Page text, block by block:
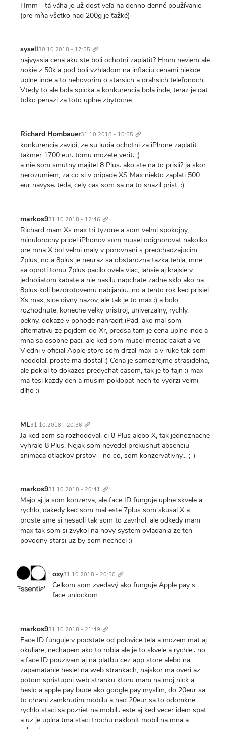
Hmm - tá váha je už dosť veľa na denno denné používanie -
(pre mňa všetko nad 200g je ťažké)
sysell30.10.2018 - 17:55 odkaz
najvyssia cena aku ste boli ochotni zaplatit? Hmm neviem ale
nokie z 50k a pod boli vzhladom na inflaciu cenami niekde
uplne inde a to nehovorim o starsich a drahsich telefonoch.
Vtedy to ale bola spicka a konkurencia bola inde, teraz je dat
tolko penazi za toto uplne zbytocne
Richard Hombauer31.10.2018 - 10:55 odkaz
konkurencia zavidi, ze su ludia ochotni za iPhone zaplatit
takmer 1700 eur. tomu mozete verit. ;)
a nie som smutny majitel 8 Plus. ako ste na to prisli? ja skor
nerozumiem, za co si v pripade XS Max niekto zaplati 500
eur navyse. teda, cely cas som sa na to snazil prist. :)
markos931.10.2018 - 12:46 odkaz
Richard mam Xs max tri tyzdne a som velmi spokojny,
minulorocny pridel iPhonov som musel odignorovat nakolko
pre mna X bol velmi maly v porovnani s predchadzajucim
7plus, no a 8plus je neuraz sa obstarozna tazka tehla, mne
sa oproti tomu 7plus pacilo ovela viac, lahsie aj krajsie v
jednoliatom kabate a nie nasilu napchate zadne sklo ako na
8plus koli bezdrotovemu nabijaniu.. no a tento rok ked prisiel
Xs max, sice divny nazov, ale tak je to max :) a bolo
rozhodnute, konecne velky pristroj, univerzalny, rychly,
pekny, dokaze v pohode nahradit iPad, ako mal som
alternativu ze pojdem do Xr, predsa tam je cena uplne inde a
mna sa osobne paci, ale ked som musel mesiac cakat a vo
Viedni v oficial Apple store som drzal max-a v ruke tak som
neodolal, proste ma dostal :) Cena je samozrejme strasidelna,
ale pokial to dokazes predychat casom, tak je to fajn :) max
ma tesi kazdy den a musim poklopat nech to vydrzi velmi
dlho :)
ML31.10.2018 - 20:36 odkaz
Ja ked som sa rozhodoval, ci 8 Plus alebo X, tak jednoznacne
vyhralo 8 Plus. Nejak som nevedel prekusnut absenciu
snimaca otlackov prstov - no co, som konzervativny... ;-)
markos931.10.2018 - 20:41 odkaz
Majo aj ja som konzerva, ale face ID funguje uplne skvele a
rychlo, dakedy ked som mal este 7plus som skusal X a
proste sme si nesadli tak som to zavrhol, ale odkedy mam
max tak som si zvykol na novy system ovladania ze ten
povodny starsi uz by som nechcel :)
oxy31.10.2018 - 20:50 odkaz
Celkom som zvedavý ako funguje Apple pay s
face unlockom
markos931.10.2018 - 21:49 odkaz
Face ID funguje v podstate od polovice tela a mozem mat aj
okuliare, nechapem ako to robia ale je to skvele a rychle.. no
a face ID pouzivam aj na platbu cez app store alebo na
zapamatanie hesiel na web strankach, najskor ma overi az
potom spristupni web stranku ktoru mam na moj nick a
heslo a apple pay bude ako google pay myslim, do 20eur sa
to chrani zamknutim mobilu a nad 20eur sa to odomkne
rychlo staci sa pozriet na mobil.. este aj ked vecer idem spat
a uz je uplna tma staci trochu naklonit mobil na mna a